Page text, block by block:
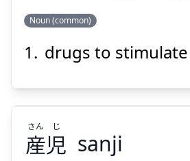
はや
ぐすり
Noun (common)
drugs to
産児
さん じ
sanji